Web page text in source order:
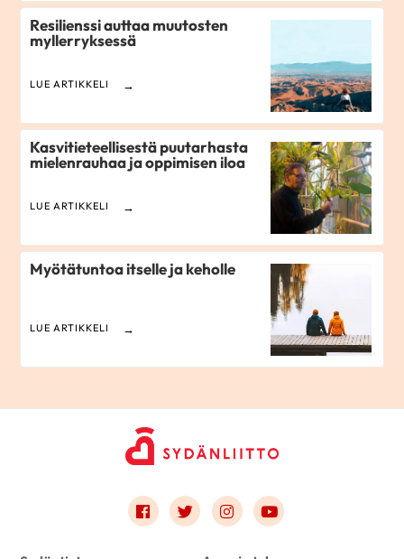
Resilienssi auttaa muutosten
myllerryksessä
LUE ARTIKKELI
Kasvitieteellisestä puutarhasta
mielenrauhaa ja oppimisen iloa
LUE ARTIKKELI
Myötätuntoa itselle ja keholle
LUE ARTIKKELI
Link to facebook
Link to twitter
Link to instagram
Link to youtube